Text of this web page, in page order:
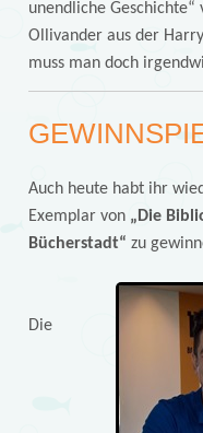
unendliche
Ollivander aus der
muss man doch
Auch heute habt ihr
Exemplar von „Die
Bücherstadt“ zu
Die